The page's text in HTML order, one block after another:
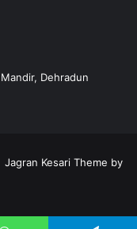
Dehradun
Jagran Kesari Theme by